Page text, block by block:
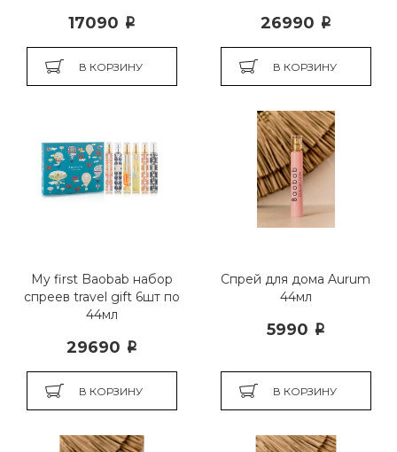
17090 i
В КОРЗИНУ
26990 i
В КОРЗИНУ
My first Baobab набор
спреев travel gift 6шт по
44мл
29690 i
В КОРЗИНУ
Спрей для дома Aurum
44мл
5990 i
В КОРЗИНУ